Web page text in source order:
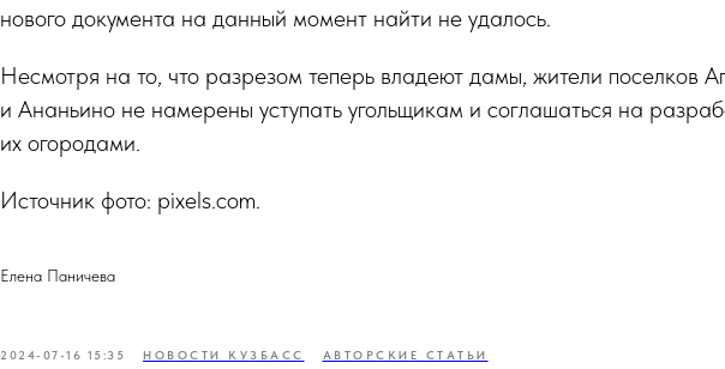
нового документа на данный момент найти не удалось.
Несмотря на то, что разрезом теперь владеют дамы, жители поселков
и Ананьино не намерены уступать угольщикам и соглашаться на
их огородами.
Источник фото: pixels.com.
Елена Паничева
2024-07-16 15:35 НОВОСТИ КУЗБАСС АВТОРСКИЕ СТАТЬИ